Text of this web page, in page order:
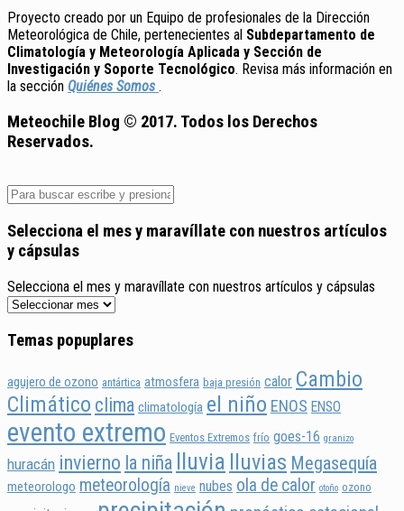
Proyecto creado por un Equipo de profesionales de la Dirección
Meteorológica de Chile, pertenecientes al Subdepartamento de
Climatología y Meteorología Aplicada y Sección de
Investigación y Soporte Tecnológico. Revisa más información en
la sección Quiénes Somos .
Meteochile Blog © 2017. Todos los Derechos
Reservados.
Selecciona el mes y maravíllate con nuestros artículos
y cápsulas
Selecciona el mes y maravíllate con nuestros artículos y cápsulas
Temas popuplares
agujero de ozono antártica atmosfera baja presión calor Cambio
Climático clima climatología el niño ENOS ENSO
evento extremo Eventos Extremos frío goes-16 granizo
huracán invierno la niña lluvia lluvias Megasequía
meteorologo meteorología nieve nubes ola de calor otoño ozono